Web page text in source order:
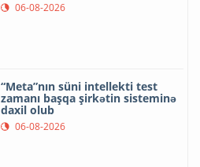
06-08-2026
“Meta”nın süni intellekti test
zamanı başqa şirkətin sisteminə
daxil olub
06-08-2026